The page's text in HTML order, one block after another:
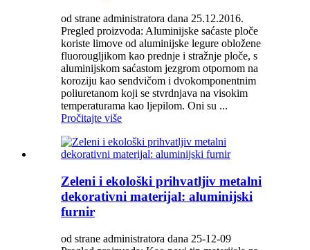
od strane administratora dana 25.12.2016.
Pregled proizvoda: Aluminijske saćaste ploče
koriste limove od aluminijske legure obložene
fluorougljikom kao prednje i stražnje ploče, s
aluminijskom saćastom jezgrom otpornom na
koroziju kao sendvičom i dvokomponentnim
poliuretanom koji se stvrdnjava na visokim
temperaturama kao ljepilom. Oni su ...
Pročitajte više
Zeleni i ekološki prihvatljiv metalni
dekorativni materijal: aluminijski
furnir
od strane administratora dana 25-12-09